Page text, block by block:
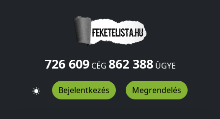
726 609CÉG 862 388ÜGYE
Bejelentkezés Megrendelés